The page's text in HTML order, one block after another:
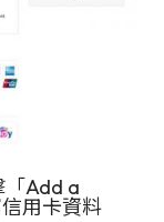
「Add a
用卡資料